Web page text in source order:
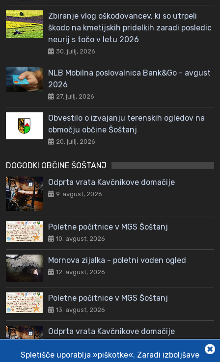
Zbiranje vlog oškodovancev, ki so utrpeli
škodo na kmetijskih pridelkih zaradi posledic
neurij s točo v letu 2026
30. julij, 2026
NLB Mobilna poslovalnica Bank&Go - avgust
2026
27. julij, 2026
Obvestilo o izvajanju terenskih ogledov na
območju občine Šoštanj
20. julij, 2026
DOGODKI OBČINE ŠOŠTANJ
Odprta vrata Kavčnikove domačije
9. avgust, 2026
Poletne počitnice v MGS Šoštanj
10. avgust, 2026
Mornova zijalka - poletni voden ogled
12. avgust, 2026
Poletne počitnice v MGS Šoštanj
13. avgust, 2026
Odprta vrata Kavčnikove domačije
Spletišče uporablja »piškotke«. Zaradi izboljšave